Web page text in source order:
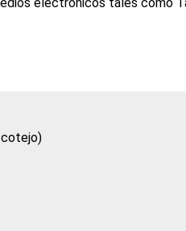
cotejo)